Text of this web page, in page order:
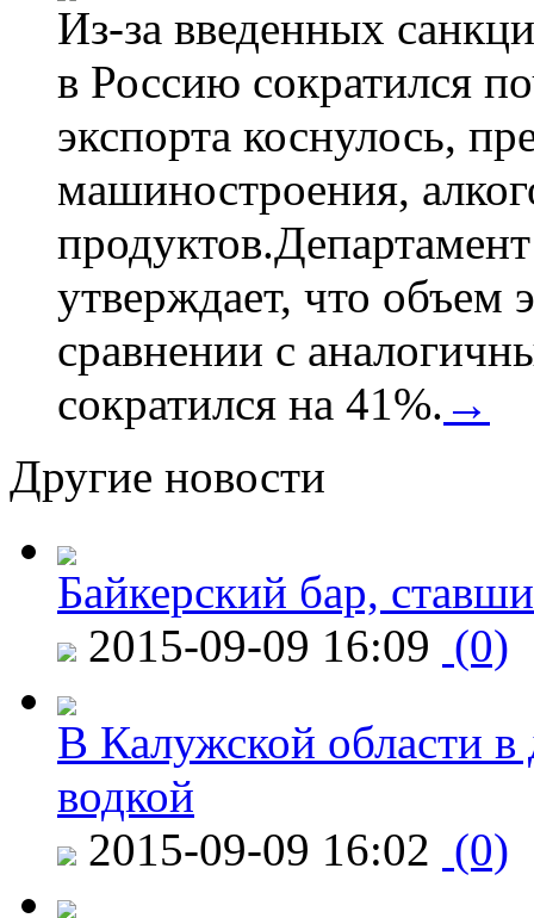
Из-за введенных
в Россию сократился
экспорта коснулось,
машиностроения,
утверждает, что объем
сравнении с
сократился на 41%. →
Другие новости
Байкерский бар,
2015-09-09 16:09 (0)
В Калужской области в
водкой
2015-09-09 16:02 (0)